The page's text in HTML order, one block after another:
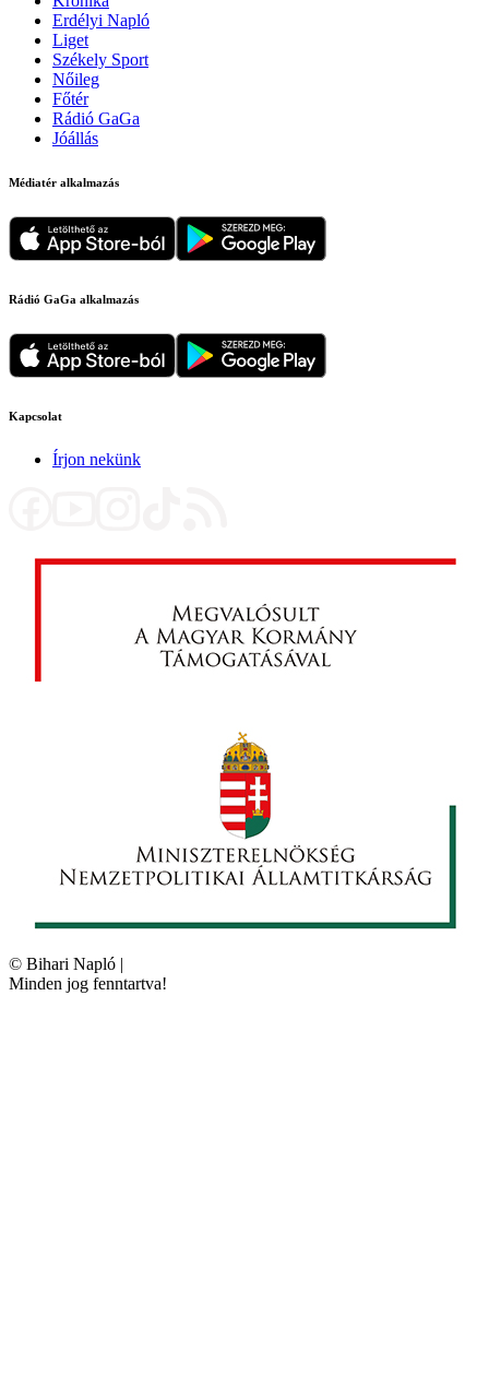
Erdélyi Napló
Liget
Székely Sport
Nőileg
Főtér
Rádió GaGa
Jóállás
Médiatér alkalmazás
Rádió GaGa alkalmazás
Kapcsolat
Írjon nekünk
© Bihari Napló |
Minden jog fenntartva!